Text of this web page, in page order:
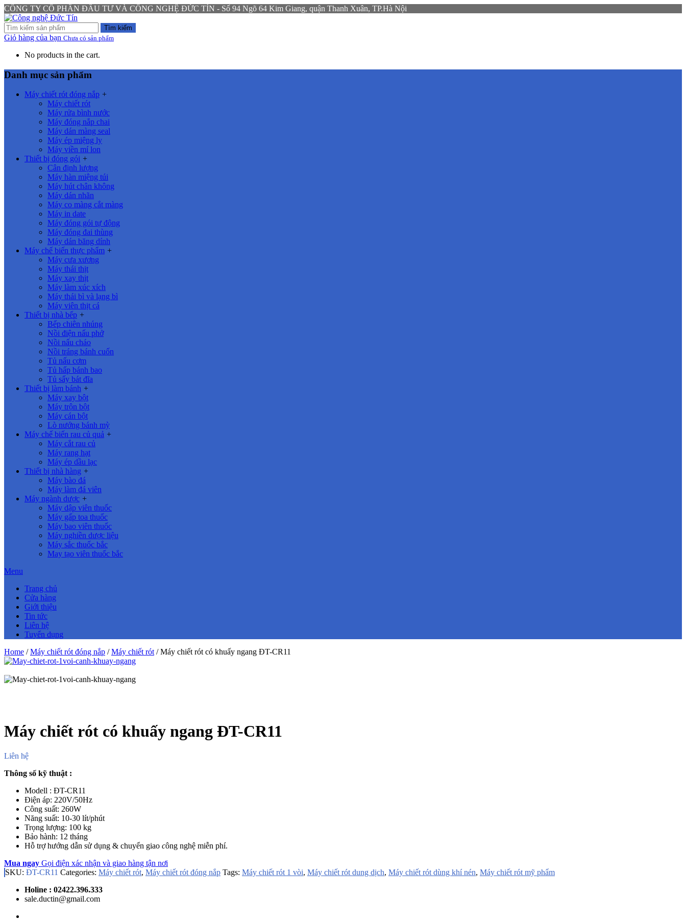
CÔNG TY CỔ PHẦN ĐẦU TƯ VÀ CÔNG NGHỆ ĐỨC TÍN - Số 94 Ngõ 64 Kim Giang, quận Thanh Xuân, TP.Hà Nội
Tìm kiếm
Giỏ hàng của bạn Chưa có sản phẩm
No products in the cart.
Danh mục sản phẩm
Máy chiết rót đóng nắp +
Máy chiết rót
Máy rửa bình nước
Máy đóng nắp chai
Máy dán màng seal
Máy ép miệng ly
Máy viền mí lon
Thiết bị đóng gói +
Cân định lượng
Máy hàn miệng túi
Máy hút chân không
Máy dán nhãn
Máy co màng cắt màng
Máy in date
Máy đóng gói tự động
Máy đóng đai thùng
Máy dán băng dính
Máy chế biến thực phẩm +
Máy cưa xương
Máy thái thịt
Máy xay thịt
Máy làm xúc xích
Máy thái bì và lạng bì
Máy viên thịt cá
Thiết bị nhà bếp +
Bếp chiên nhúng
Nồi điện nấu phở
Nồi nấu cháo
Nồi tráng bánh cuốn
Tủ nấu cơm
Tủ hấp bánh bao
Tủ sấy bát đĩa
Thiết bị làm bánh +
Máy xay bột
Máy trộn bột
Máy cán bột
Lò nướng bánh mỳ
Máy chế biến rau củ quả +
Máy cắt rau củ
Máy rang hạt
Máy ép dầu lạc
Thiết bị nhà hàng +
Máy bào đá
Máy làm đá viên
Máy ngành dược +
Máy dập viên thuốc
Máy gấp toa thuốc
Máy bao viên thuốc
Máy nghiền dược liệu
Máy sắc thuốc bắc
May tạo viên thuốc bắc
Menu
Trang chủ
Cửa hàng
Giới thiệu
Tin tức
Liên hệ
Tuyển dụng
Home /Máy chiết rót đóng nắp /Máy chiết rót/ Máy chiết rót có khuấy ngang ĐT-CR11
Máy chiết rót có khuấy ngang ĐT-CR11
Liên hệ
Thông số kỹ thuật :
Modell : ĐT-CR11
Điện áp: 220V/50Hz
Công suất: 260W
Năng suất: 10-30 lít/phút
Trọng lượng: 100 kg
Bảo hành: 12 tháng
Hỗ trợ hướng dẫn sử dụng & chuyển giao công nghệ miễn phí.
Mua ngay Gọi điện xác nhận và giao hàng tận nơi
SKU: ĐT-CR11 Categories: Máy chiết rót, Máy chiết rót đóng nắp Tags: Máy chiết rót 1 vòi, Máy chiết rót dung dịch, Máy chiết rót dùng khí nén, Máy chiết rót mỹ phẩm
Holine : 02422.396.333
sale.ductin@gmail.com